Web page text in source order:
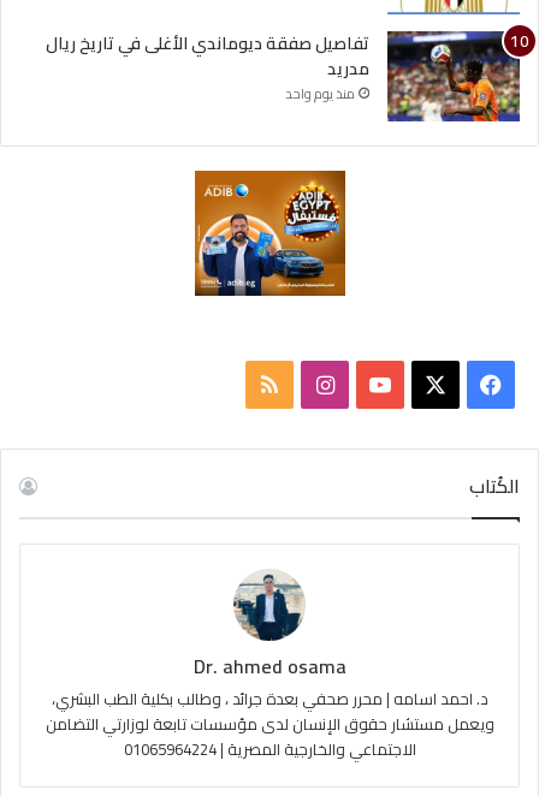
تفاصيل صفقة ديوماندي الأغلى في تاريخ ريال
مدريد
منذ يوم واحد
فيسبوك ‫YouTubeانستقرامملخص
الكُتاب
Dr. ahmed osama
د. احمد اسامه | محرر صحفي بعدة جرائد ، وطالب بكلية الطب البشري،
ويعمل مستشار حقوق الإنسان لدى مؤسسات تابعة لوزارتي التضامن
الاجتماعي والخارجية المصرية | 01065964224